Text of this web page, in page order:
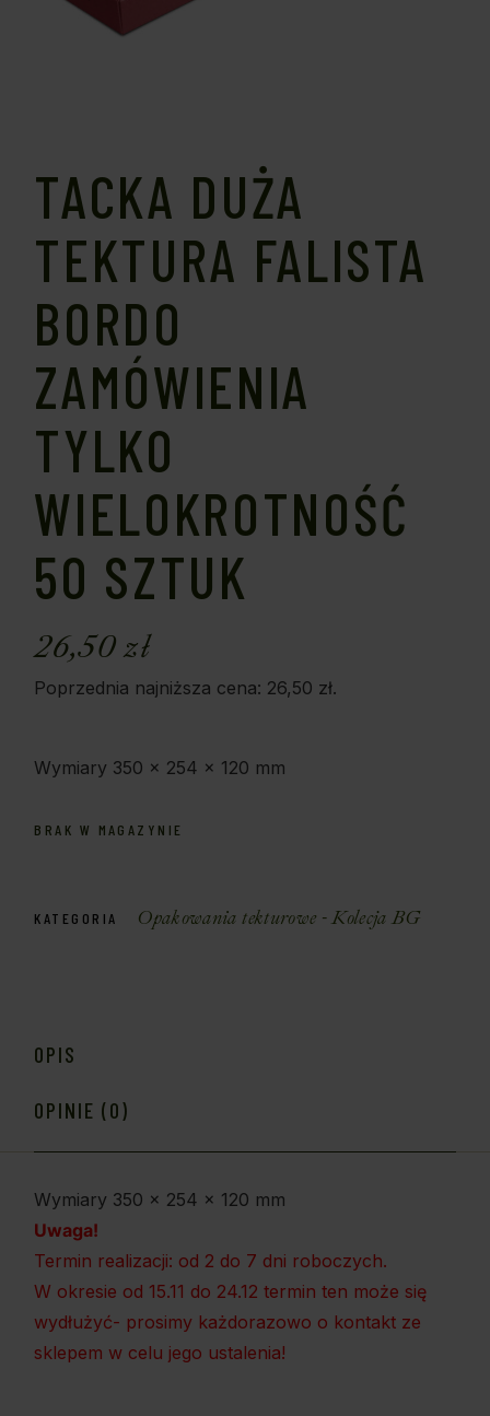
TACKA DUŻA
TEKTURA FALISTA
BORDO
ZAMÓWIENIA
TYLKO
WIELOKROTNOŚĆ
50 SZTUK
26,50zł
Poprzednia najniższa cena: 26,50 zł.
Wymiary 350 x 254 x 120 mm
BRAK W MAGAZYNIE
KATEGORIA Opakowania tekturowe - Kolecja BG
OPIS
OPINIE (0)
Wymiary 350 x 254 x 120 mm
Uwaga!
Termin realizacji: od 2 do 7 dni roboczych.
W okresie od 15.11 do 24.12 termin ten może się
wydłużyć- prosimy każdorazowo o kontakt ze
sklepem w celu jego ustalenia!